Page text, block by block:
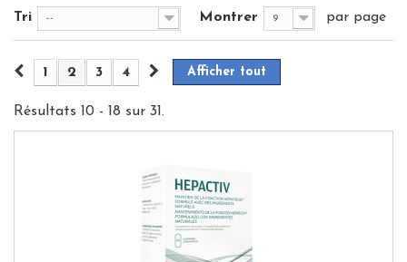
Tri -- Montrer 9 par page
Afficher tout
1 2 3 4
Résultats 10 - 18 sur 31.